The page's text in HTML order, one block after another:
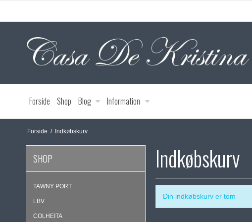
Forside Shop Blog Information
Forside / Indkøbskurv
SHOP
TAWNY PORT
LBV
COLHEITA
Indkøbskurv
Din indkøbskurv er tom